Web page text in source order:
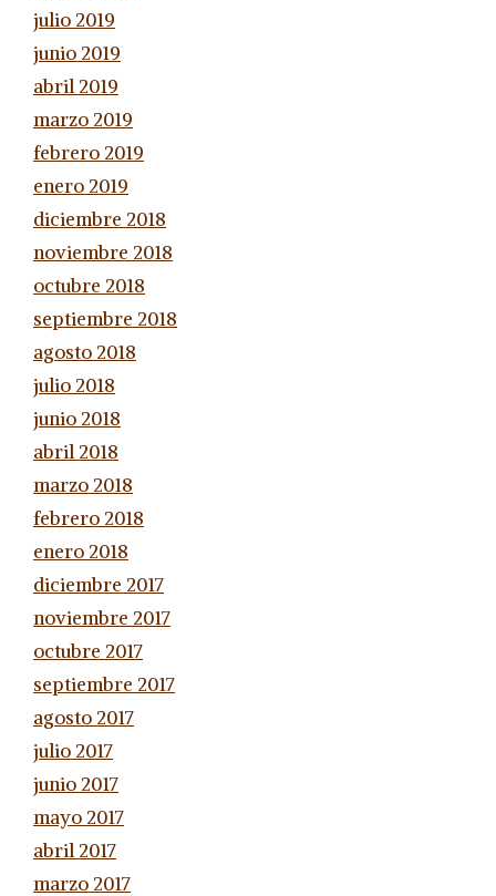
julio 2019
junio 2019
abril 2019
marzo 2019
febrero 2019
enero 2019
diciembre 2018
noviembre 2018
octubre 2018
septiembre 2018
agosto 2018
julio 2018
junio 2018
abril 2018
marzo 2018
febrero 2018
enero 2018
diciembre 2017
noviembre 2017
octubre 2017
septiembre 2017
agosto 2017
julio 2017
junio 2017
mayo 2017
abril 2017
marzo 2017